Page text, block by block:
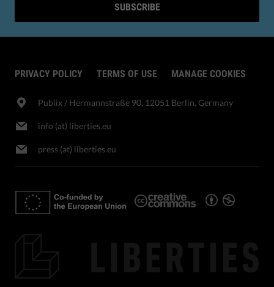
SUBSCRIBE
PRIVACY POLICY TERMS OF USE MANAGE COOKIES
Publix​ / Hermannstraße 90, 12051 Berlin, Germany
info (at) liberties.eu
press (at) liberties.eu